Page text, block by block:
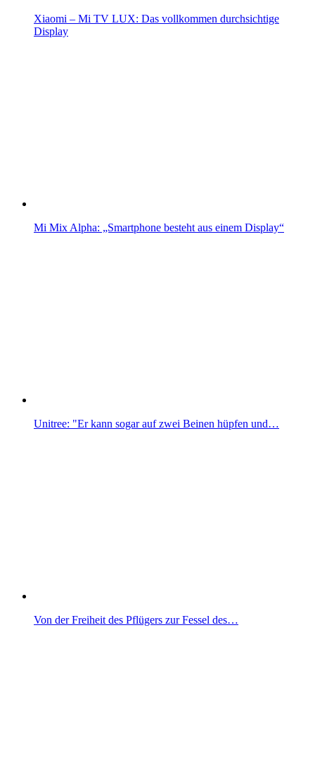
Xiaomi – Mi TV LUX: Das vollkommen durchsichtige
Display
Mi Mix Alpha: „Smartphone besteht aus einem Display“
Unitree: "Er kann sogar auf zwei Beinen hüpfen und…
Von der Freiheit des Pflügers zur Fessel des…